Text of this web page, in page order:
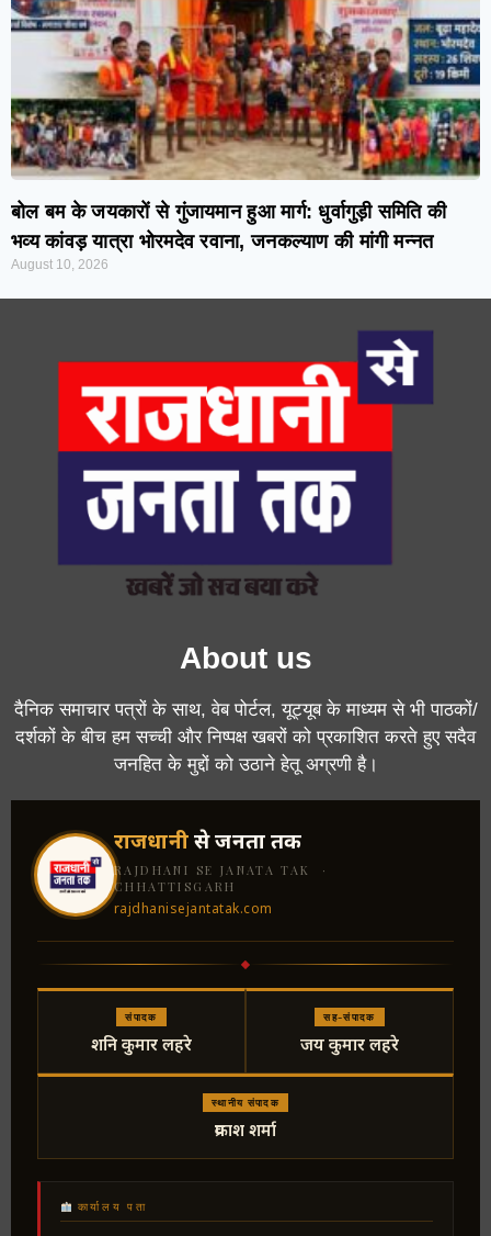
बोल बम के जयकारों से गुंजायमान हुआ मार्ग: धुर्वागुड़ी समिति की
भव्य कांवड़ यात्रा भोरमदेव रवाना, जनकल्याण की मांगी मन्नत
August 10, 2026
About us
दैनिक समाचार पत्रों के साथ, वेब पोर्टल, यूट्यूब के माध्यम से भी पाठकों/
दर्शकों के बीच हम सच्ची और निष्पक्ष खबरों को प्रकाशित करते हुए सदैव
जनहित के मुद्दों को उठाने हेतू अग्रणी है।
राजधानीसे जनता तक
RAJDHANI SE JANATA TAK ·
CHHATTISGARH
rajdhanisejantatak.com
संपादक
शनि कुमार लहरे
सह-संपादक
जय कुमार लहरे
स्थानीय संपादक
प्रकाश शर्मा
कार्यालय पता